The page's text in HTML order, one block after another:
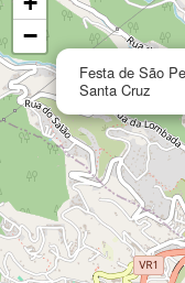
Festa de São
Santa Cruz
−